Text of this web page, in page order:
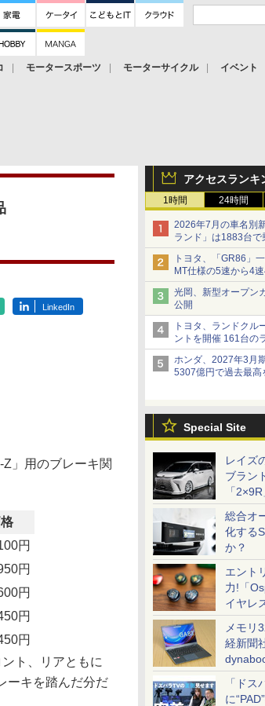
モータースポーツ モーターサイクル
イベント
アクセスランキ
1時間 24時間
2026年7月の車名別
ランド」は1883台
は2591台で27位に
トヨタ、「GR86」
MT仕様の5速から4
作性向上など
光岡、新型オープン
公開
トヨタ、ランドクル
ントを開催 161台の
ホンダ、2027年3月
5307億円で過去最高
Special Site
レイズ
ブラン
「
総合オ
化する
か？
エント
力!「
イヤレ
一気に
メモリ
経新聞
「ド
に
LinkedIn
」用のブレーキ関
円
円
円
円
円
ト、リアともに
ーキを踏んだ分だ